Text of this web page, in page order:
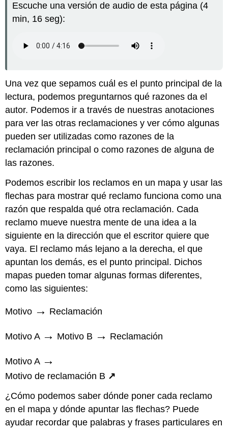
Escuche una versión de audio de esta página (4
min, 16 seg):
Una vez que sepamos cuál es el punto principal de la
lectura, podemos preguntarnos qué razones da el
autor. Podemos ir a través de nuestras anotaciones
para ver las otras reclamaciones y ver cómo algunas
pueden ser utilizadas como razones de la
reclamación principal o como razones de alguna de
las razones.
Podemos escribir los reclamos en un mapa y usar las
flechas para mostrar qué reclamo funciona como una
razón que respalda qué otra reclamación. Cada
reclamo mueve nuestra mente de una idea a la
siguiente en la dirección que el escritor quiere que
vaya. El reclamo más lejano a la derecha, el que
apuntan los demás, es el punto principal. Dichos
mapas pueden tomar algunas formas diferentes,
como las siguientes:
Motivo → Reclamación
Motivo A → Motivo B → Reclamación
Motivo A →
Motivo de reclamación B ↗
¿Cómo podemos saber dónde poner cada reclamo
en el mapa y dónde apuntar las flechas? Puede
ayudar recordar que palabras y frases particulares en